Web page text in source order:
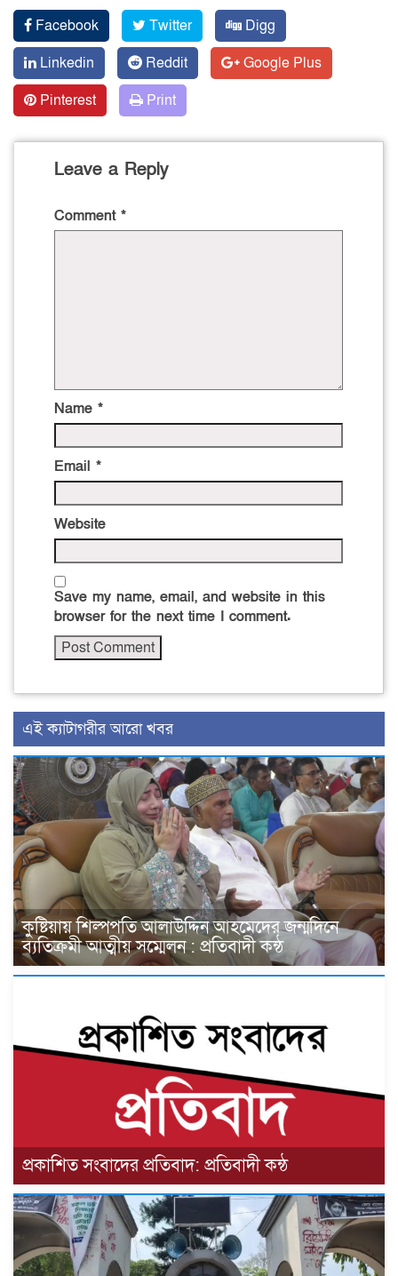
Facebook Twitter
Digg
Linkedin
Reddit
Google Plus
Pinterest
Print
Leave a Reply
Comment *
Name *
Email *
Website
Save my name, email, and website in this
browser for the next time I comment.
এই ক্যাটাগরীর আরো খবর
কুষ্টিয়ায় শিল্পপতি আলাউদ্দিন আহমেদের জন্মদিনে
ব্যতিক্রমী আত্মীয় সম্মেলন : প্রতিবাদী কন্ঠ
প্রকাশিত সংবাদের প্রতিবাদ: প্রতিবাদী কন্ঠ